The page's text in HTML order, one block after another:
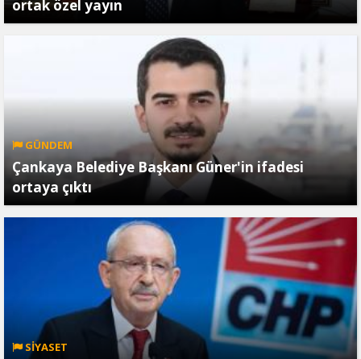
ortak özel yayın
GÜNDEM
Çankaya Belediye Başkanı Güner'in ifadesi
ortaya çıktı
SİYASET